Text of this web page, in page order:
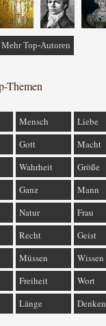
Mehr Top-Autoren
Themen
Mensch
Liebe
Gott
Macht
Wahrheit
Größe
Ganz
Mann
Natur
Frau
Recht
Geist
Müssen
Wissen
Freiheit
Wort
Länge Denken